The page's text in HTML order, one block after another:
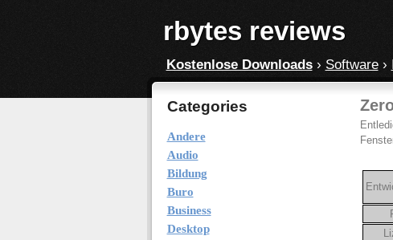
rbytes reviews
Kostenlose Downloads› Software›
Categories
Andere
Audio
Bildung
Buro
Business
Desktop